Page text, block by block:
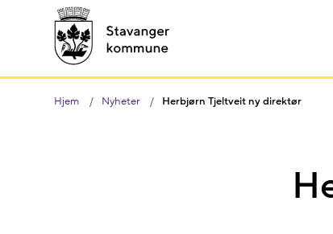
Hjem Nyheter Herbjørn Tjeltveit ny direktør